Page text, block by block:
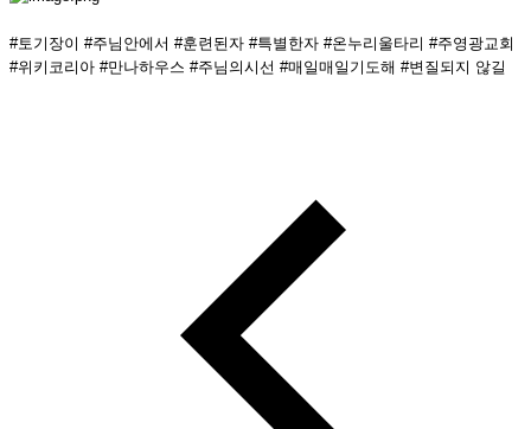
#토기장이 #주님안에서 #훈련된자 #특별한자 #온누리울타리 #주영광교회
#위키코리아 #만나하우스 #주님의시선 #매일매일기도해 #변질되지 않길